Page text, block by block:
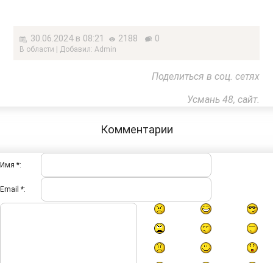
30.06.2024 в 08:21 2188 0
В области | Добавил: Admin
Поделиться в соц. сетях
Усмань 48, сайт.
Комментарии
Имя *:
Email *: